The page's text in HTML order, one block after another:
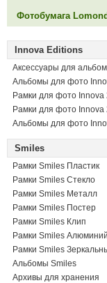
Фотобумага Lomond
Innova Editions
Аксессуары для
Альбомы для фото
Рамки для фото Innova
Рамки для фото Innova
Альбомы для фото
Smiles
Рамки Smiles Пластик
Рамки Smiles Стекло
Рамки Smiles Металл
Рамки Smiles Постер
Рамки Smiles Клип
Рамки Smiles Алюминий
Рамки Smiles
Альбомы Smiles
Архивы для хранения